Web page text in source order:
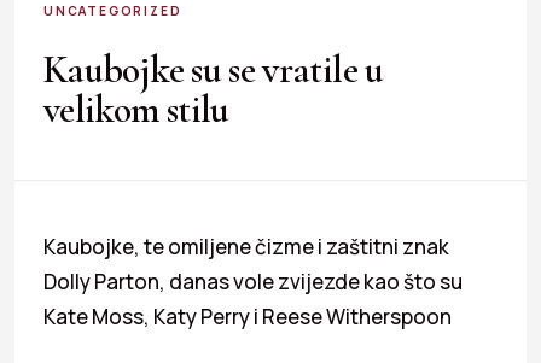
UNCATEGORIZED
Kaubojke su se vratile u
velikom stilu
Kaubojke, te omiljene čizme i zaštitni znak
Dolly Parton, danas vole zvijezde kao što su
Kate Moss, Katy Perry i Reese Witherspoon